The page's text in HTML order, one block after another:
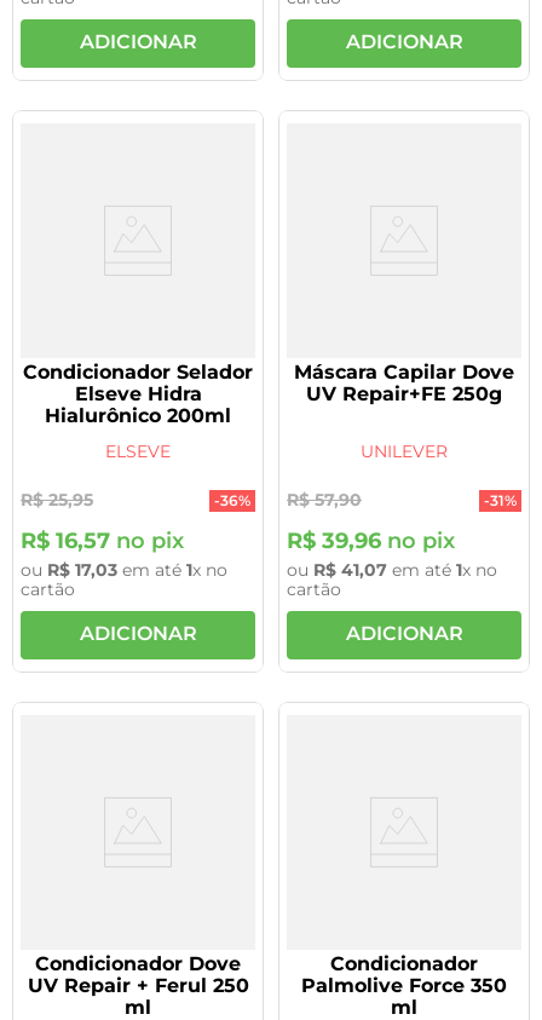
ADICIONAR ADICIONAR
Condicionador Selador
Elseve Hidra
Hialurônico 200ml
ELSEVE
R$ 25,95 -36%
R$ 16,57 no pix
ou R$ 17,03 em até 1x no
cartão
ADICIONAR
Máscara Capilar Dove
UV Repair+FE 250g
UNILEVER
R$ 57,90 -31%
R$ 39,96 no pix
ou R$ 41,07 em até 1x no
cartão
ADICIONAR
Condicionador Dove
UV Repair + Ferul 250
ml
Condicionador
Palmolive Force 350
ml